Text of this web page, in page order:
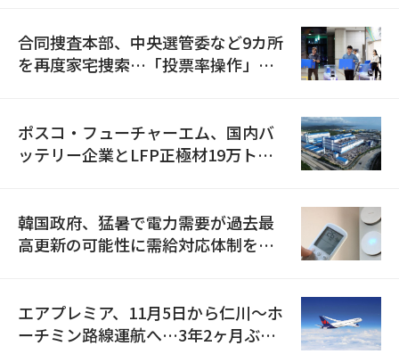
合同捜査本部、中央選管委など9カ所
を再度家宅捜索…「投票率操作」の
ポスコ・フューチャーエム、国内バ
ッテリー企業とLFP正極材19万トン
韓国政府、猛暑で電力需要が過去最
高更新の可能性に需給対応体制を点
エアプレミア、11月5日から仁川〜ホ
ーチミン路線運航へ…3年2ヶ月ぶり